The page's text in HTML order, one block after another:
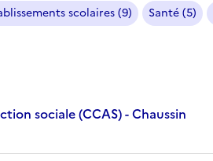
scolaires (9) Santé (5)
sociale (CCAS) - Chaussin